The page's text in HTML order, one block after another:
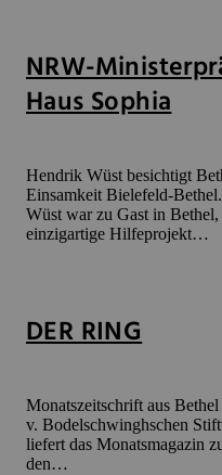
NRW-
Haus Sophia
Hendrik Wüst besichtigt
Einsamkeit Bielefeld-
Wüst war zu Gast in
einzigartige Hilfeprojekt…
DER RING
Monatszeitschrift aus
v. Bodelschwinghschen
liefert das Monatsmagazin
den…